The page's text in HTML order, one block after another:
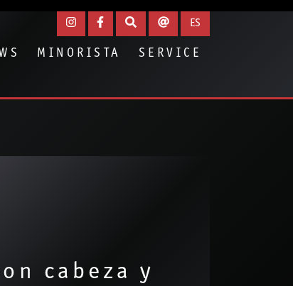
MINORISTA SERVICE
ES
cabeza y